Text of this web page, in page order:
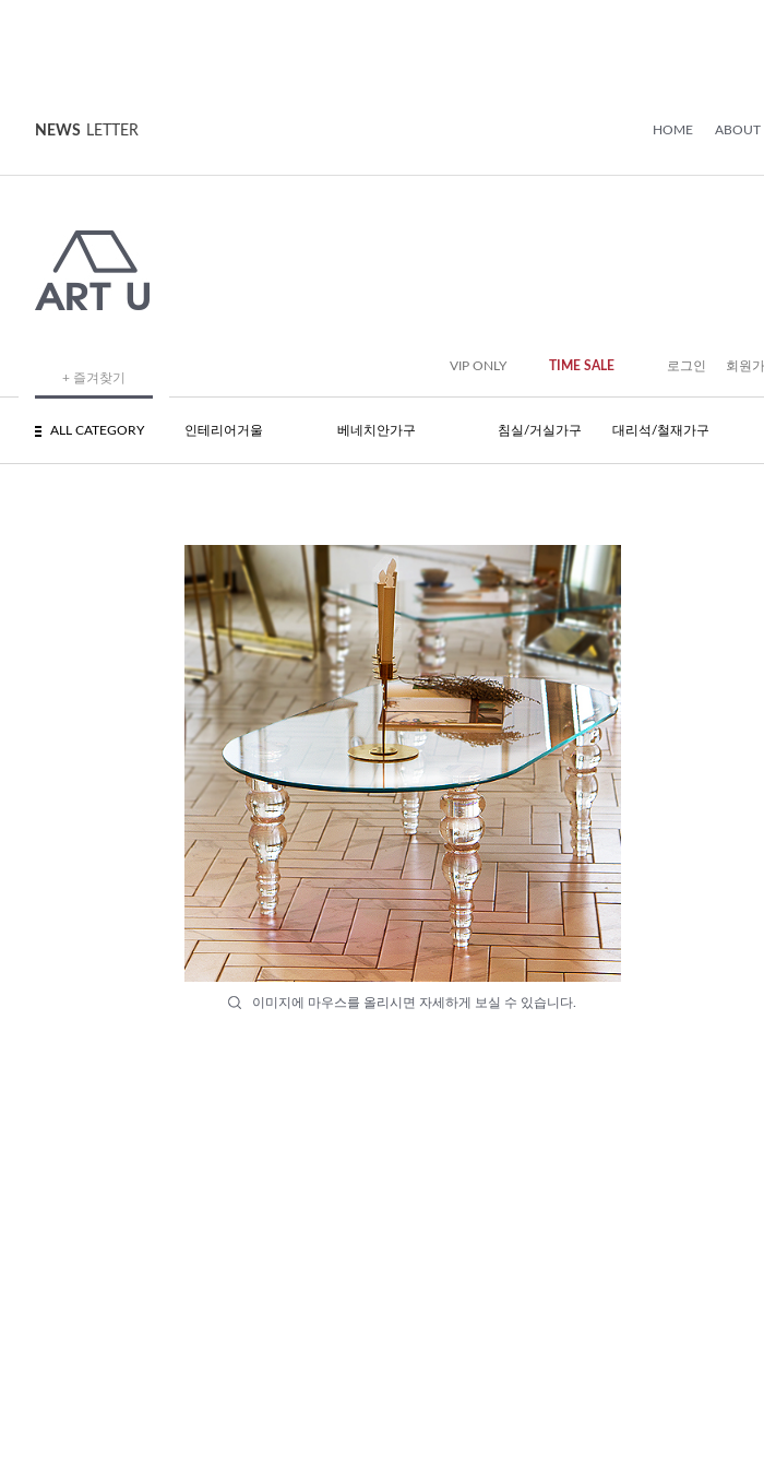
NEWS LETTER HOME ABOUT
+ 즐겨찾기
VIP ONLY TIME SALE 로그인 회원
ALL CATEGORY 인테리어거울 베네치안가구 침실/거실가구 대리석/철재가구
이미지에 마우스를 올리시면 자세하게 보실 수 있습니다.